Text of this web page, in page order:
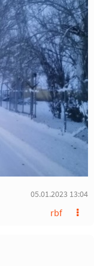
05.01.2023 13:04
rbf